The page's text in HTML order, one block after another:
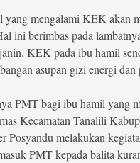
mengalami KEK akan
ini berimbas pada
KEK pada ibu hamil
asupan gizi energi dan
PMT bagi ibu hamil yang
Kecamatan Tanalili
Posyandu melakukan
PMT kepada balita